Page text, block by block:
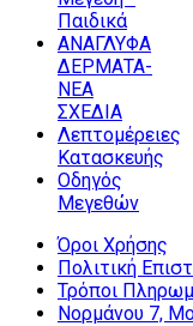
Παιδικά
ΑΝΑΓΛΥΦΑ
ΔΕΡΜΑΤΑ-
ΝΕΑ
ΣΧΕΔΙΑ
Λεπτομέρειες
Κατασκευής
Οδηγός
Μεγεθών
Όροι Χρήσης
Πολιτική
Τρόποι
Νορμάνου 7,